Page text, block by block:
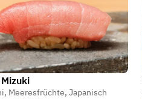
,Sushi
, Meeresfrüchte, Japanisch